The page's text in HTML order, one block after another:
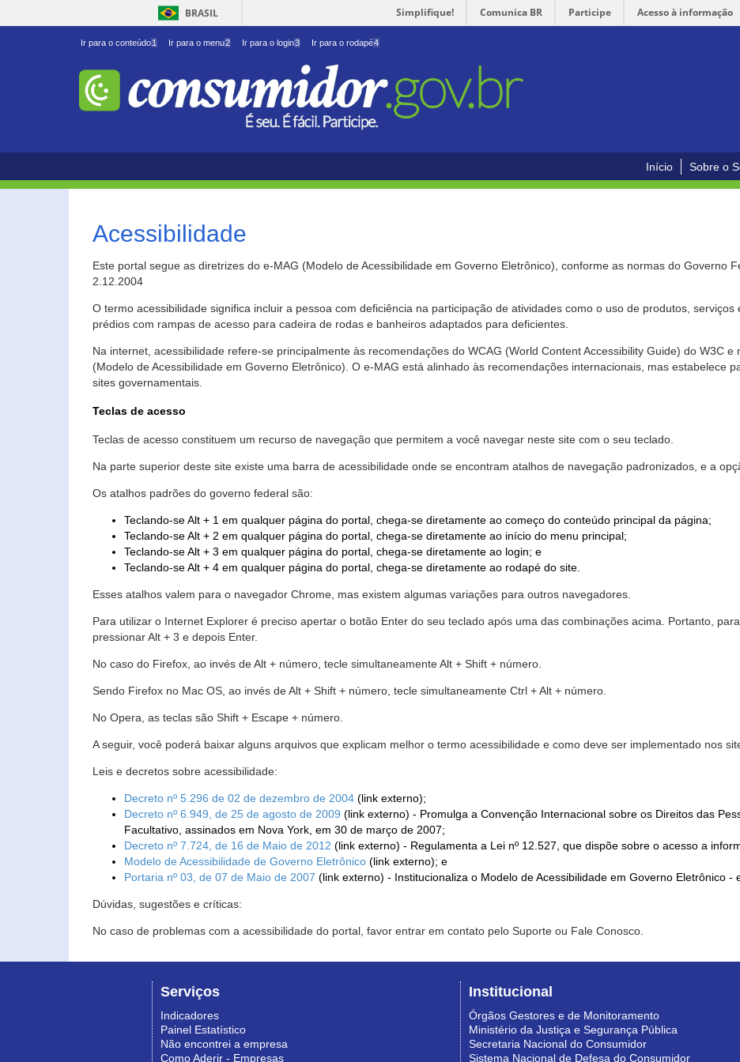
BRASIL Simplifique! Comunica BR Participe Acesso à informação
Ir para o conteúdo1 Ir para o menu2 Ir para o login3 Ir para o rodapé4
Início Sobre o
Acessibilidade
Este portal segue as diretrizes do e-MAG (Modelo de Acessibilidade em Governo Eletrônico), conforme as normas do Governo
2.12.2004
O termo acessibilidade significa incluir a pessoa com deficiência na participação de atividades como o uso de produtos,
prédios com rampas de acesso para cadeira de rodas e banheiros adaptados para deficientes.
Na internet, acessibilidade refere-se principalmente às recomendações do WCAG (World Content Accessibility Guide) do W3C
(Modelo de Acessibilidade em Governo Eletrônico). O e-MAG está alinhado às recomendações internacionais, mas estabelece
sites governamentais.
Teclas de acesso
Teclas de acesso constituem um recurso de navegação que permitem a você navegar neste site com o seu teclado.
Na parte superior deste site existe uma barra de acessibilidade onde se encontram atalhos de navegação padronizados, e a
Os atalhos padrões do governo federal são:
Teclando-se Alt + 1 em qualquer página do portal, chega-se diretamente ao começo do conteúdo principal da página;
Teclando-se Alt + 2 em qualquer página do portal, chega-se diretamente ao início do menu principal;
Teclando-se Alt + 3 em qualquer página do portal, chega-se diretamente ao login; e
Teclando-se Alt + 4 em qualquer página do portal, chega-se diretamente ao rodapé do site.
Esses atalhos valem para o navegador Chrome, mas existem algumas variações para outros navegadores.
Para utilizar o Internet Explorer é preciso apertar o botão Enter do seu teclado após uma das combinações acima. Portanto,
pressionar Alt + 3 e depois Enter.
No caso do Firefox, ao invés de Alt + número, tecle simultaneamente Alt + Shift + número.
Sendo Firefox no Mac OS, ao invés de Alt + Shift + número, tecle simultaneamente Ctrl + Alt + número.
No Opera, as teclas são Shift + Escape + número.
A seguir, você poderá baixar alguns arquivos que explicam melhor o termo acessibilidade e como deve ser implementado nos
Leis e decretos sobre acessibilidade:
Decreto nº 5.296 de 02 de dezembro de 2004 (link externo);
Decreto nº 6.949, de 25 de agosto de 2009 (link externo) - Promulga a Convenção Internacional sobre os Direitos das
Facultativo, assinados em Nova York, em 30 de março de 2007;
Decreto nº 7.724, de 16 de Maio de 2012 (link externo) - Regulamenta a Lei nº 12.527, que dispõe sobre o acesso a
Modelo de Acessibilidade de Governo Eletrônico (link externo); e
Portaria nº 03, de 07 de Maio de 2007 (link externo) - Institucionaliza o Modelo de Acessibilidade em Governo Eletrônico -
Dúvidas, sugestões e críticas:
No caso de problemas com a acessibilidade do portal, favor entrar em contato pelo Suporte ou Fale Conosco.
Serviços
Indicadores
Painel Estatístico
Não encontrei a empresa
Como Aderir - Empresas
Institucional
Órgãos Gestores e de Monitoramento
Ministério da Justiça e Segurança Pública
Secretaria Nacional do Consumidor
Sistema Nacional de Defesa do Consumidor